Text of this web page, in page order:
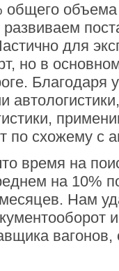
объема
для
но в
Благодаря
по схожему с
время на
на 10%
Нам
вагонов,